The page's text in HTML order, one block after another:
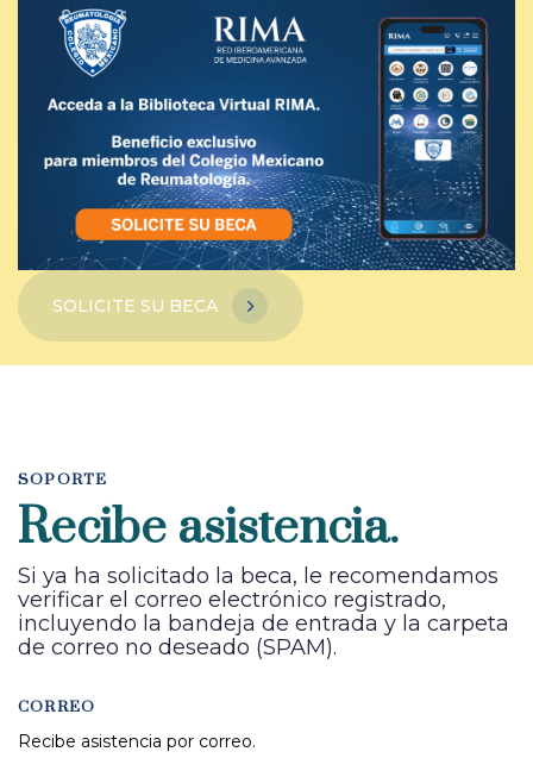
SOLICITE SU BECA
SOPORTE
Recibe asistencia.
Si ya ha solicitado la beca, le recomendamos
verificar el correo electrónico registrado,
incluyendo la bandeja de entrada y la carpeta
de correo no deseado (SPAM).
CORREO
Recibe asistencia por correo.